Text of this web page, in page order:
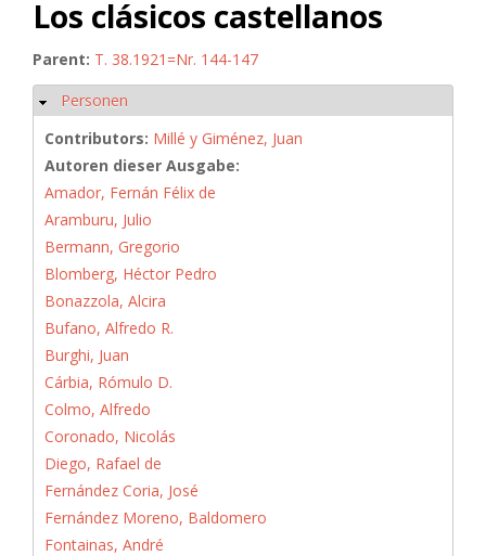
Los clásicos castellanos
Parent: T. 38.1921=Nr. 144-147
Hide
Personen
Contributors: Millé y Giménez, Juan
Autoren dieser Ausgabe:
Amador, Fernán Félix de
Aramburu, Julio
Bermann, Gregorio
Blomberg, Héctor Pedro
Bonazzola, Alcira
Bufano, Alfredo R.
Burghi, Juan
Cárbia, Rómulo D.
Colmo, Alfredo
Coronado, Nicolás
Diego, Rafael de
Fernández Coria, José
Fernández Moreno, Baldomero
Fontainas, André